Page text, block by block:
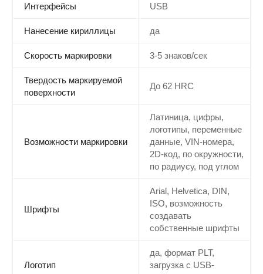
Интерфейсы USB
Нанесение кириллицы да
Скорость маркировки 3-5 знаков/сек
Твердость маркируемой
поверхности
До 62 HRC
Возможности маркировки
Латиница, цифры,
логотипы, переменные
данные, VIN-номера,
2D-код, по окружности,
по радиусу, под углом
Шрифты
Arial, Helvetica, DIN,
ISO, возможность
создавать
собственные шрифты
Логотип
да, формат PLT,
загрузка с USB-